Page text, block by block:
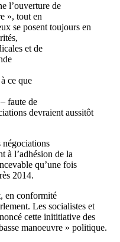
l’ouverture de
», tout en
se posent toujours en
et de
ce que
faute de
devraient aussitôt
négociations
à l’adhésion de la
qu’une fois
2014.
en conformité
Les socialistes et
cette inititiative des
manoeuvre » politique.